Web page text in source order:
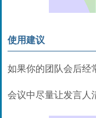
使用建议
如果你的团队会后经
会议中尽量让发言人